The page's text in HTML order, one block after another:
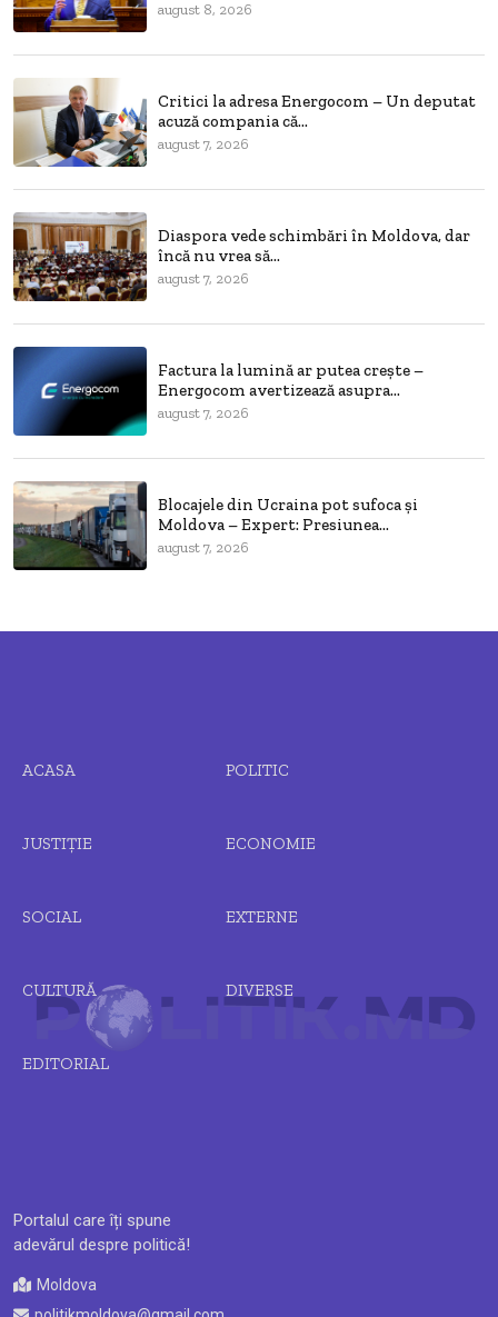
august 8, 2026
Critici la adresa Energocom – Un deputat
acuză compania că...
august 7, 2026
Diaspora vede schimbări în Moldova, dar
încă nu vrea să...
august 7, 2026
Factura la lumină ar putea crește –
Energocom avertizează asupra...
august 7, 2026
Blocajele din Ucraina pot sufoca și
Moldova – Expert: Presiunea...
august 7, 2026
Portalul care îți spune
adevărul despre politică!
Moldova
ACASA POLITIC
JUSTIȚIE ECONOMIE
SOCIAL EXTERNE
CULTURĂ DIVERSE
EDITORIAL